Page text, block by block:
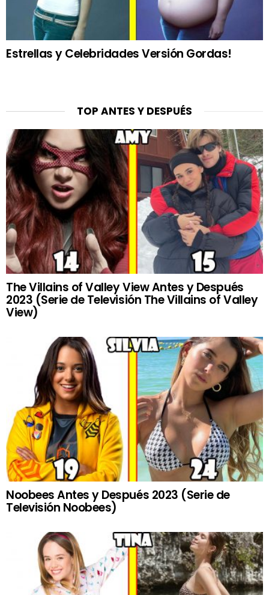
Estrellas y Celebridades Versión Gordas!
TOP ANTES Y DESPUÉS
The Villains of Valley View Antes y Después
2023 (Serie de Televisión The Villains of Valley
View)
Noobees Antes y Después 2023 (Serie de
Televisión Noobees)